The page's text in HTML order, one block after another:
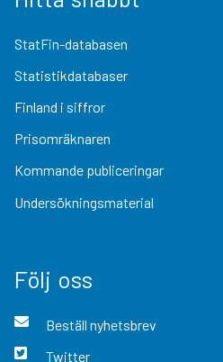
StatFin-databasen
Statistikdatabaser
Finland i siffror
Prisomräknaren
Kommande publiceringar
Undersökningsmaterial
Följ oss
Beställ nyhetsbrev
Twitter